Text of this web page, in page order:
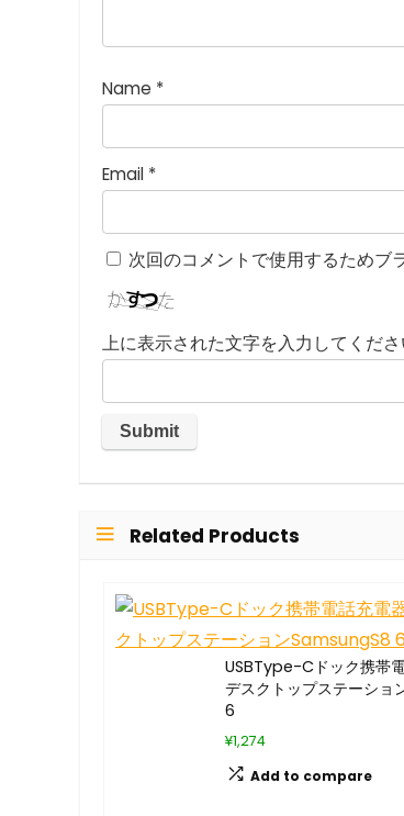
Name *
Email *
次回のコメントで使用するためブ
上に表示された文字を入力してくださ
Related Products
USBType-Cドック携帯
デスクトップステーシ
6
¥1,274
Add to compare